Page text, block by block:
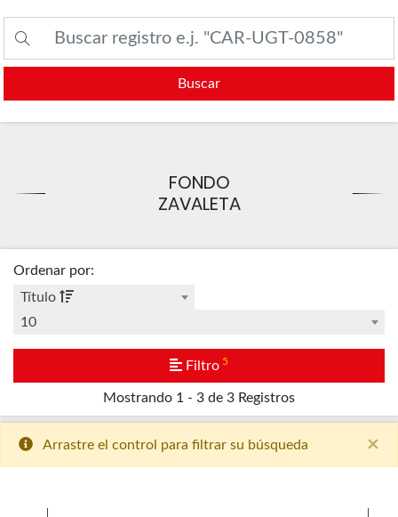
Buscar
FONDO
ZAVALETA
Mostrando 1 - 3 de 3 Registros
Ordenar por:
Título
10
Filtro 5
×
Arrastre el control para filtrar su búsqueda